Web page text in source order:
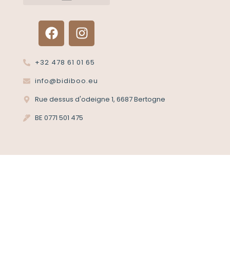
+32 478 61 01 65
info@bidiboo.eu
Rue dessus d'odeigne 1, 6687 Bertogne
BE 0771 501 475